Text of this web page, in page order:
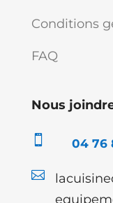
Conditions
FAQ
Nous
 04 76
